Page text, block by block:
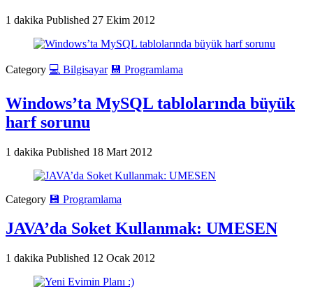
1 dakika Published 27 Ekim 2012
Category 💻 Bilgisayar 💾 Programlama
Windows’ta MySQL tablolarında büyük
harf sorunu
1 dakika Published 18 Mart 2012
Category 💾 Programlama
JAVA’da Soket Kullanmak: UMESEN
1 dakika Published 12 Ocak 2012